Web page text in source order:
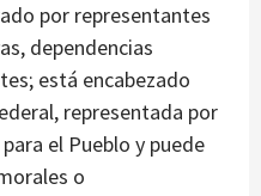
por representantes
dependencias
está encabezado
representada por
el Pueblo y puede
o